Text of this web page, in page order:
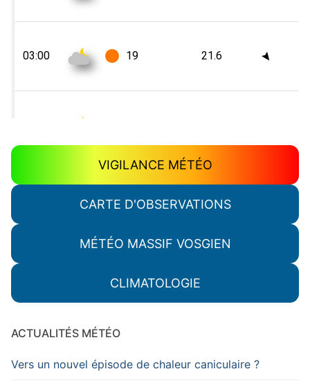
VIGILANCE MÉTÉO
CARTE D'OBSERVATIONS
MÉTÉO MASSIF VOSGIEN
CLIMATOLOGIE
ACTUALITÉS MÉTÉO
Vers un nouvel épisode de chaleur caniculaire ?